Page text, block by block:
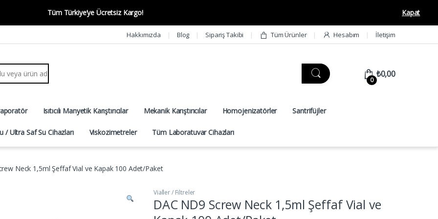
Tüm Türkiye’ye Ücretsiz Kargo!
Kapat
Hakkımızda Blog Sipariş Takibi Tüm Ürünler Hesabım İletişim
0
₺0,00
Isıtıcılı Manyetik Karıştırıcılar Mekanik Karıştırıcılar Homojenizatörler Santrifüjler
/ Ultra Saf Su Cihazları Viskozimetreler Tüm Laboratuvar Cihazları
Neck 1,5ml Şeffaf Vial ve Kapak 100 Adet/Paket
Vialler / Filtreler
DAC ND9 Screw Neck 1,5ml Şeffaf Vial ve